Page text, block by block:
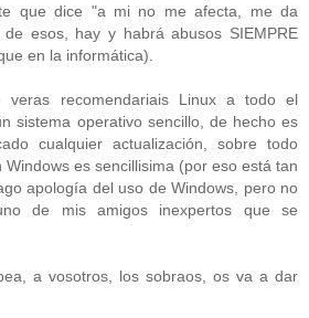
que dice "a mi no me afecta, me da
esos, hay y habrá abusos SIEMPRE
en la informática).
recomendariais Linux a todo el
sistema operativo sencillo, de hecho es
cualquier actualización, sobre todo
Windows es sencillisima (por eso está tan
apología del uso de Windows, pero no
de mis amigos inexpertos que se
a vosotros, los sobraos, os va a dar